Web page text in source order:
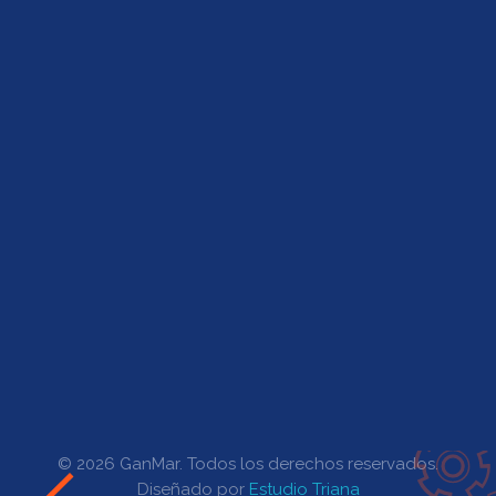
© 2026 GanMar. Todos los derechos reservados.
Diseñado por Estudio Triana